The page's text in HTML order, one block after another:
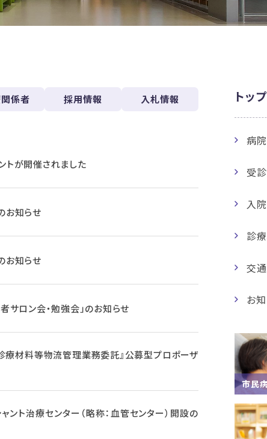
係者 採用情報 入札情報
トが開催されました
お知らせ
お知らせ
サロン会・勉強会」のお知らせ
療材料等物流管理業務委託』公募型プロポーザ
ント治療センター（略称：血管センター）開設の
トッ
病
受
入
診
交
お
市民